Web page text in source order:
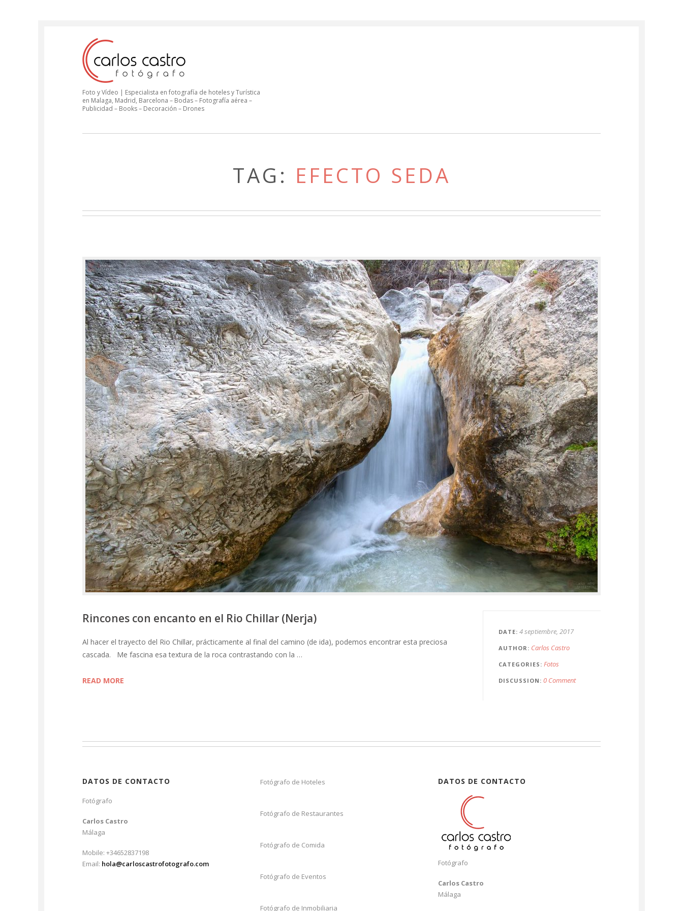
Foto y Vídeo | Especialista en fotografía de hoteles y Turística
en Malaga, Madrid, Barcelona – Bodas – Fotografía aérea –
Publicidad – Books – Decoración – Drones
TAG: EFECTO SEDA
DATE 4 septiembre, 2017
AUTHOR Carlos Castro
CATEGORIES Fotos
DISCUSSION 0 Comment
Rincones con encanto en el Rio Chillar (Nerja)
Al hacer el trayecto del Rio Chillar, prácticamente al final del camino (de ida), podemos encontrar esta preciosa
cascada. Me fascina esa textura de la roca contrastando con la …
READ MORE
DATOS DE CONTACTO
Fotógrafo
Carlos Castro
Málaga
Mobile: +34652837198
Email: hola@carloscastrofotografo.com
Fotógrafo de Hoteles
Fotógrafo de Restaurantes
Fotógrafo de Comida
Fotógrafo de Eventos
Fotógrafo de Inmobiliaria
DATOS DE CONTACTO
Fotógrafo
Carlos Castro
Málaga